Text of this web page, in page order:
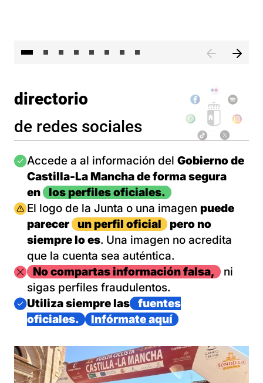
directorio
de redes sociales
Imagen
Accede a al información del Gobierno de
Castilla-La Mancha de forma segura
en
los perfiles oficiales.
Imagen
El logo de la Junta o una imagen puede
parecer
un perfil oficial
pero no
siempre lo es. Una imagen no acredita
que la cuenta sea auténtica.
ImagenNo compartas información falsa,
ni
sigas perfiles fraudulentos.
Imagen
Utiliza siempre las
fuentes
oficiales.
Infórmate aquí